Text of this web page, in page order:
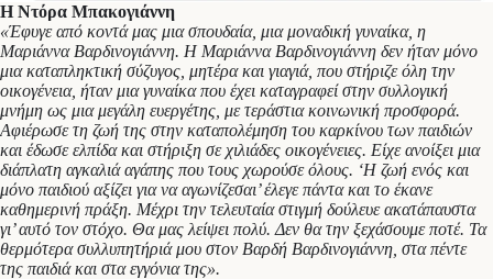
Η Ντόρα Μπακογιάννη
«Έφυγε από κοντά μας μια σπουδαία, μια μοναδική γυναίκα, η
Μαριάννα Βαρδινογιάννη. Η Μαριάννα Βαρδινογιάννη δεν ήταν μόνο
μια καταπληκτική σύζυγος, μητέρα και γιαγιά, που στήριζε όλη την
οικογένεια, ήταν μια γυναίκα που έχει καταγραφεί στην συλλογική
μνήμη ως μια μεγάλη ευεργέτης, με τεράστια κοινωνική προσφορά.
Αφιέρωσε τη ζωή της στην καταπολέμηση του καρκίνου των παιδιών
και έδωσε ελπίδα και στήριξη σε χιλιάδες οικογένειες. Είχε ανοίξει μια
διάπλατη αγκαλιά αγάπης που τους χωρούσε όλους. ‘Η ζωή ενός και
μόνο παιδιού αξίζει για να αγωνίζεσαι’ έλεγε πάντα και το έκανε
καθημερινή πράξη. Μέχρι την τελευταία στιγμή δούλευε ακατάπαυστα
γι’ αυτό τον στόχο. Θα μας λείψει πολύ. Δεν θα την ξεχάσουμε ποτέ. Τα
θερμότερα συλλυπητήριά μου στον Βαρδή Βαρδινογιάννη, στα πέντε
της παιδιά και στα εγγόνια της».